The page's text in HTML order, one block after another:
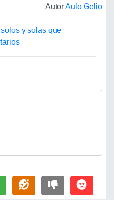
AutorAulo Gelio
y solas que